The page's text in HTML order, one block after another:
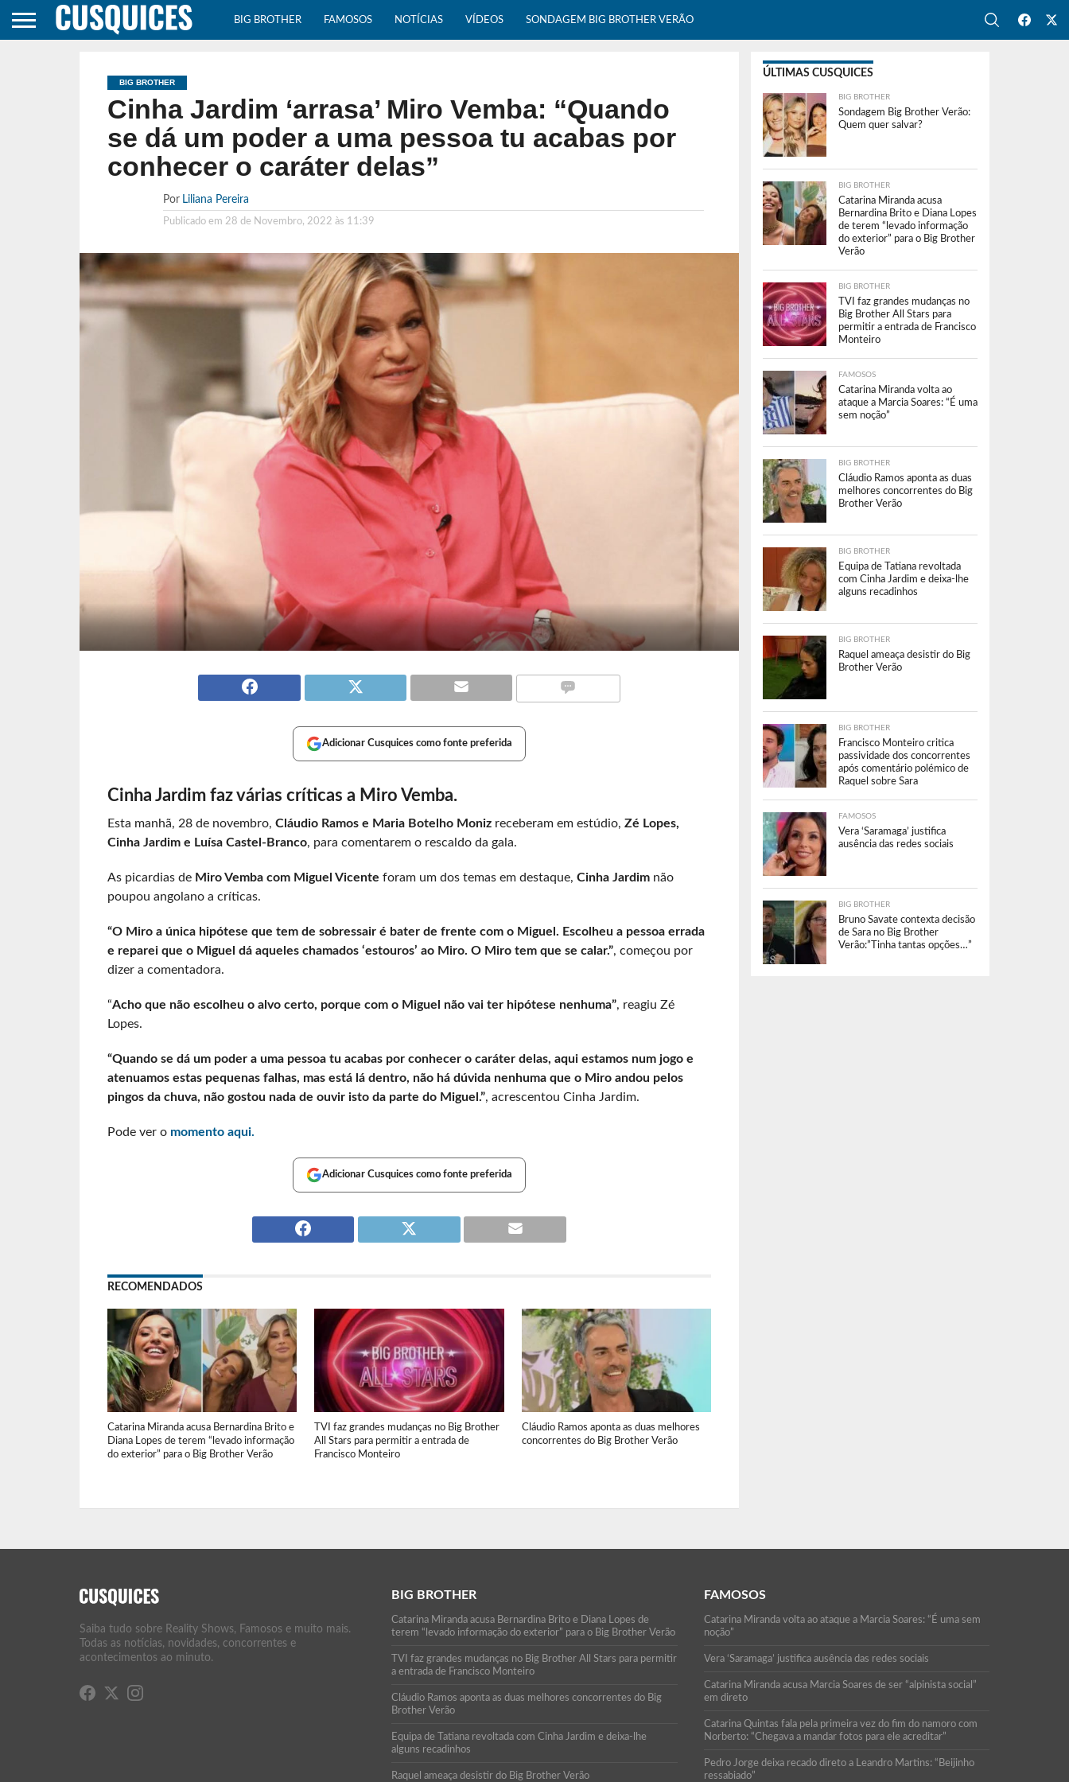
BIG BROTHER FAMOSOS NOTÍCIAS VÍDEOS SONDAGEM BIG BROTHER VERÃO
BIG BROTHER
Cinha Jardim ‘arrasa’ Miro Vemba: “Quando
se dá um poder a uma pessoa tu acabas por
conhecer o caráter delas”
Por Liliana Pereira
Publicado em 28 de Novembro, 2022 às 11:39
Adicionar Cusquices como fonte preferida
Cinha Jardim faz várias críticas a Miro Vemba.
Esta manhã, 28 de novembro, Cláudio Ramos e Maria Botelho Monizreceberam em estúdio, Zé Lopes,
Cinha Jardim e Luísa Castel-Branco, para comentarem o rescaldo da gala.
As picardias deMiro Vemba com Miguel Vicente foram um dos temas em destaque, Cinha Jardimnão
poupou angolano a críticas.
“O Miro a única hipótese que tem de sobressair é bater de frente com o Miguel. Escolheu a pessoa errada
e reparei que o Miguel dá aqueles chamados ‘estouros’ ao Miro. O Miro tem que se calar.”, começou por
dizer a comentadora.
“Acho que não escolheu o alvo certo, porque com o Miguel não vai ter hipótese nenhuma”, reagiu Zé
Lopes.
“Quando se dá um poder a uma pessoa tu acabas por conhecer o caráter delas, aqui estamos num jogo e
atenuamos estas pequenas falhas, mas está lá dentro, não há dúvida nenhuma que o Miro andou pelos
pingos da chuva, não gostou nada de ouvir isto da parte do Miguel.”, acrescentou Cinha Jardim.
Pode ver o momento aqui.
Adicionar Cusquices como fonte preferida
RECOMENDADOS
Catarina Miranda acusa Bernardina Brito e
Diana Lopes de terem “levado informação
do exterior” para o Big Brother Verão
TVI faz grandes mudanças no Big Brother
All Stars para permitir a entrada de
Francisco Monteiro
Cláudio Ramos aponta as duas melhores
concorrentes do Big Brother Verão
ÚLTIMAS CUSQUICES
BIG BROTHER
Sondagem Big Brother Verão:
Quem quer salvar?
BIG BROTHER
Catarina Miranda acusa
Bernardina Brito e Diana Lopes
de terem “levado informação
do exterior” para o Big Brother
Verão
BIG BROTHER
TVI faz grandes mudanças no
Big Brother All Stars para
permitir a entrada de Francisco
Monteiro
FAMOSOS
Catarina Miranda volta ao
ataque a Marcia Soares: “É uma
sem noção”
BIG BROTHER
Cláudio Ramos aponta as duas
melhores concorrentes do Big
Brother Verão
BIG BROTHER
Equipa de Tatiana revoltada
com Cinha Jardim e deixa-lhe
alguns recadinhos
BIG BROTHER
Raquel ameaça desistir do Big
Brother Verão
BIG BROTHER
Francisco Monteiro critica
passividade dos concorrentes
após comentário polémico de
Raquel sobre Sara
FAMOSOS
Vera ‘Saramaga’ justifica
ausência das redes sociais
BIG BROTHER
Bruno Savate contexta decisão
de Sara no Big Brother
Verão:”Tinha tantas opções…”
Saiba tudo sobre Reality Shows, Famosos e muito mais.
Todas as notícias, novidades, concorrentes e
acontecimentos ao minuto.
BIG BROTHER
Catarina Miranda acusa Bernardina Brito e Diana Lopes de
terem “levado informação do exterior” para o Big Brother Verão
TVI faz grandes mudanças no Big Brother All Stars para permitir
a entrada de Francisco Monteiro
Cláudio Ramos aponta as duas melhores concorrentes do Big
Brother Verão
Equipa de Tatiana revoltada com Cinha Jardim e deixa-lhe
alguns recadinhos
Raquel ameaça desistir do Big Brother Verão
FAMOSOS
Catarina Miranda volta ao ataque a Marcia Soares: “É uma sem
noção”
Vera ‘Saramaga’ justifica ausência das redes sociais
Catarina Miranda acusa Marcia Soares de ser “alpinista social”
em direto
Catarina Quintas fala pela primeira vez do fim do namoro com
Norberto: “Chegava a mandar fotos para ele acreditar”
Pedro Jorge deixa recado direto a Leandro Martins: “Beijinho
ressabiado”